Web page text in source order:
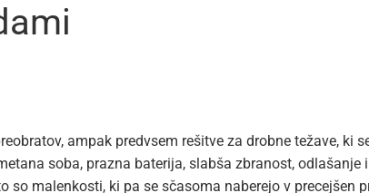
ampak predvsem rešitve za drobne težave, ki
soba, prazna baterija, slabša zbranost, odlašanje
so malenkosti, ki pa se sčasoma naberejo v precejšen